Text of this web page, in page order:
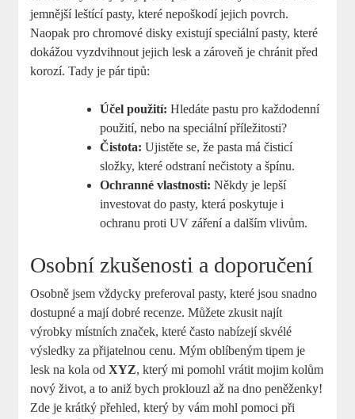
jemnější leštící pasty, které nepoškodí jejich povrch.
Naopak pro chromové disky existují speciální pasty, které
dokážou vyzdvihnout jejich lesk a zároveň je chránit před
korozí. Tady je pár tipů:
Účel použití: Hledáte pastu pro každodenní
použití, nebo na speciální příležitosti?
Čistota: Ujistěte se, že pasta má čisticí
složky, které odstraní nečistoty a špínu.
Ochranné vlastnosti: Někdy je lepší
investovat do pasty, která poskytuje i
ochranu proti UV záření a dalším vlivům.
Osobní zkušenosti a doporučení
Osobně jsem vždycky preferoval pasty, které jsou snadno
dostupné a mají dobré recenze. Můžete zkusit najít
výrobky místních značek, které často nabízejí skvélé
výsledky za přijatelnou cenu. Mým oblíbeným tipem je
lesk na kola odXYZ, který mi pomohl vrátit mojim kolům
nový život, a to aniž bych proklouzl až na dno peněženky!
Zde je krátký přehled, který by vám mohl pomoci při